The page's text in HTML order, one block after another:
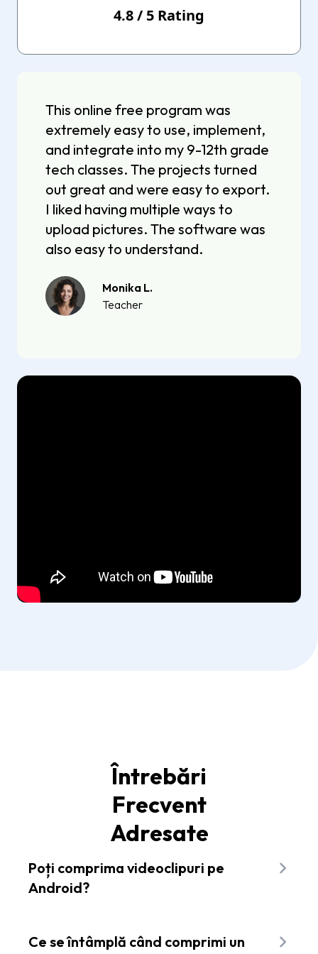
4.8/ 5 Rating
This online free program was
extremely easy to use, implement,
and integrate into my 9-12th grade
tech classes. The projects turned
out great and were easy to export.
I liked having multiple ways to
upload pictures. The software was
also easy to understand.
Monika L.
Teacher
Întrebări
Frecvent
Adresate
Poți comprima videoclipuri pe
Android?
videoclipuri direct de pe dispozitivul tău Android.
Ce se întâmplă când comprimi un